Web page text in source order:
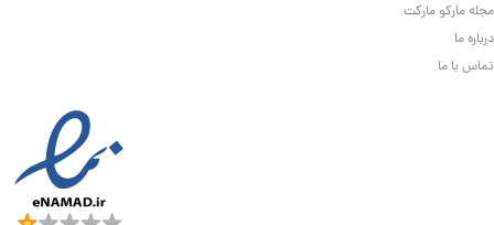
مجله مارکو مارکت
درباره ما
تماس با ما